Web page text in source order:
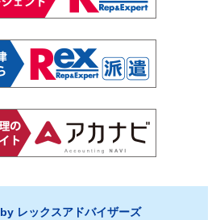
by レックスアドバイザーズ